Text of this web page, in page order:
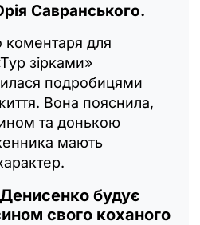
Савранського.
коментаря для
зірками»
подробицями
Вона пояснила,
та донькою
мають
будує
свого коханого